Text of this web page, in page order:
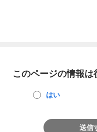
このページの情報は
はい
送信